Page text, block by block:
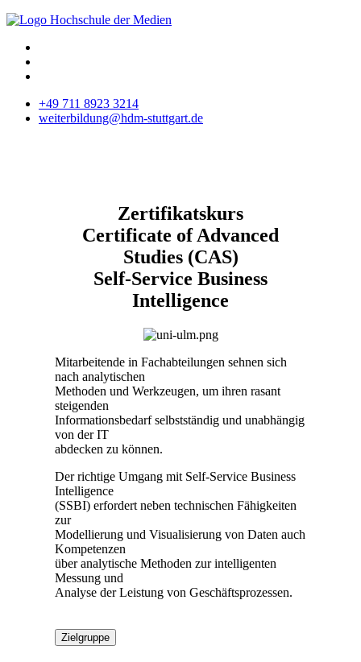
+49 711 8923 3214
weiterbildung@hdm-stuttgart.de
Zertifikatskurs
Certificate of Advanced
Studies (CAS)
Self-Service Business
Intelligence
Mitarbeitende in Fachabteilungen sehnen sich
nach analytischen
Methoden und Werkzeugen, um ihren rasant
steigenden
Informationsbedarf selbstständig und unabhängig
von der IT
abdecken zu können.
Der richtige Umgang mit Self-Service Business
Intelligence
(SSBI) erfordert neben technischen Fähigkeiten
zur
Modellierung und Visualisierung von Daten auch
Kompetenzen
über analytische Methoden zur intelligenten
Messung und
Analyse der Leistung von Geschäftsprozessen.
Zielgruppe